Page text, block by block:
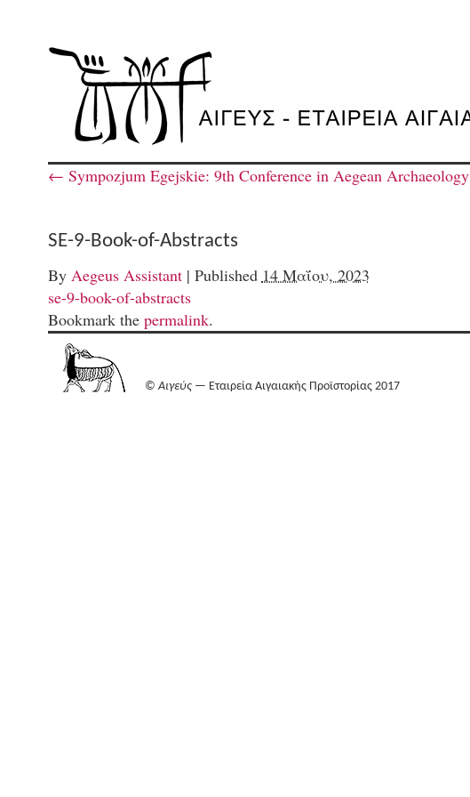
← Sympozjum Egejskie: 9th Conference in Aegean Archaeology
SE-9-Book-of-Abstracts
By Aegeus Assistant | Published 14 Μαΐου, 2023
se-9-book-of-abstracts
Bookmark the permalink.
©Αιγεύς— Εταιρεία Αιγαιακής Προϊστορίας 2017